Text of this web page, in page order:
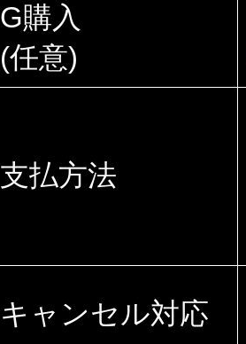
G購入
(任意)
支払方法
キャンセル対応